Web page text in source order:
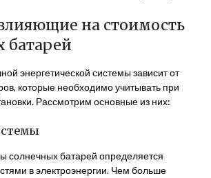
на стоимость
батарей
энергетической системы зависит от
которые необходимо учитывать при
Рассмотрим основные из них:
солнечных батарей определяется
в электроэнергии. Чем больше